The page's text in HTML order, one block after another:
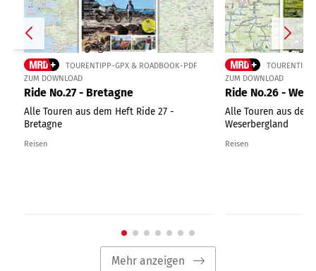
TOURENTIPP-GPX & ROADBOOK-PDF
ZUM DOWNLOAD
Ride No.27 - Bretagne
Alle Touren aus dem Heft Ride 27 -
Bretagne
Reisen
ZUM DOWNLOAD
Ride No.26 -
Alle Touren aus
Weserbergland
Reisen
Mehr anzeigen